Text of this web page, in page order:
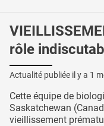
rôle
Actualité publiée il y a 1
Cette équipe de
Saskatchewan
vieillissement